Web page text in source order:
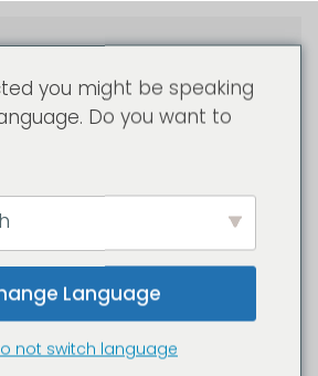
you might be speaking
Do you want to
Language
not switch language